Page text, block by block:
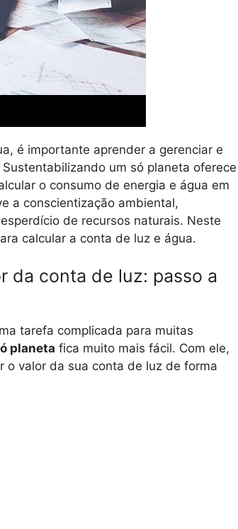
é importante aprender a gerenciar e
um só planeta oferece
o consumo de energia e água em
a conscientização ambiental,
de recursos naturais. Neste
calcular a conta de luz e água.
da conta de luz: passo a
tarefa complicada para muitas
planeta fica muito mais fácil. Com ele,
o valor da sua conta de luz de forma